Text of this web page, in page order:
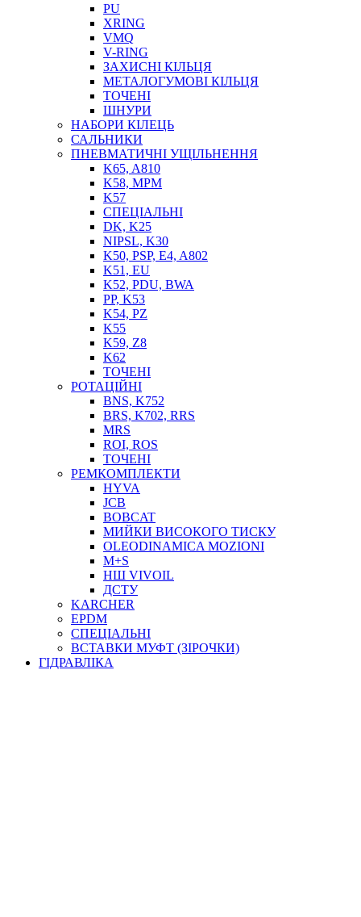
ПІСТОЛЕТИ
НАСОСИ ТА ПОМПИ
НАГНІТАЧІ
МУФТИ (НАСАДКИ) ДЛЯ ШПРИЦІВ
МАСЛЯНКИ, ЛІЙКИ
ПРЕС-МАСЛЯНКИ
ШЛАНГИ, ТРУБКИ
ШПРИЦИ МАСТИЛЬНІ
ТОСОЛ, АНТИФРИЗ
ОЛИВА-ПАЛИВО
ПОВІТРЯ-ВОДА
ДЛЯ ЗВАРЮВАННЯ
НАПІРНО-ВСМОКТУЮЧІ
ФІЛЬТРИ ДЛЯ ПАЛЬНОГО
ПІДДОНИ ДЛЯ БОЧОК
МОДУЛЬНІ АЗС
МЕТРОЛОГІЧНЕ ОБЛАДНАННЯ
ЛІЧИЛЬНИКИ І ВИТРАТОМІРИ ДЛЯ ПАЛЬНОГО
КОТУШКИ ДЛЯ ШЛАНГІВ
PU
XRING
VMQ
V-RING
ЗАХИСНІ КІЛЬЦЯ
МЕТАЛОГУМОВІ КІЛЬЦЯ
ТОЧЕНІ
ШНУРИ
НАБОРИ КІЛЕЦЬ
САЛЬНИКИ
ПНЕВМАТИЧНІ УЩІЛЬНЕННЯ
K65, A810
K58, MPM
K57
СПЕЦІАЛЬНІ
DK, K25
NIPSL, K30
K50, PSP, E4, A802
K51, EU
K52, PDU, BWA
PP, K53
K54, PZ
K55
K59, Z8
K62
ТОЧЕНІ
РОТАЦІЙНІ
BNS, K752
BRS, K702, RRS
MRS
ROI, ROS
ТОЧЕНІ
РЕМКОМПЛЕКТИ
HYVA
JCB
BOBCAT
МИЙКИ ВИСОКОГО ТИСКУ
OLEODINAMICA MOZIONI
M+S
НШ VIVOIL
ДСТУ
KARCHER
EPDM
СПЕЦІАЛЬНІ
ВСТАВКИ МУФТ (ЗІРОЧКИ)
ГІДРАВЛІКА